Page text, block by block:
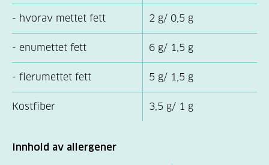
- hvorav mettet fett 2 g/ 0,5 g
- enumettet fett 6 g/ 1,5 g
- flerumettet fett 5 g/ 1,5 g
Kostfiber 3,5 g/ 1 g
Innhold av allergener